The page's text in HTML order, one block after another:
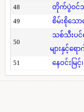
48 တိုက်ပွဲဝင်သ
49
စိမ်းစိုသေ
50
သစ်သီးပင်
များနှင့်ရေ
51
နေဝင်းမြ